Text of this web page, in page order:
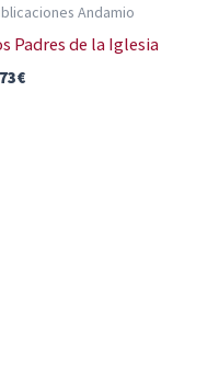
Andamio
Padres de la Iglesia
€